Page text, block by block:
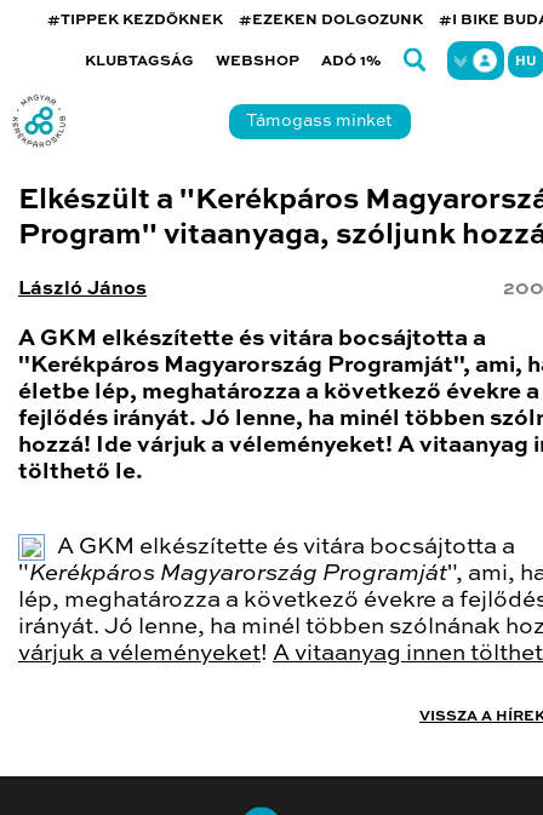
#TIPPEK KEZDŐKNEK #EZEKEN DOLGOZUNK #I BIKE
KLUBTAGSÁG WEBSHOP ADÓ 1% HU
Támogass minket
Elkészült a "Kerékpáros
Program" vitaanyaga, szóljunk
László János
A GKM elkészítette és vitára bocsájtotta a
"Kerékpáros Magyarország Programját", ami,
életbe lép, meghatározza a következő évekre a
fejlődés irányát. Jó lenne, ha minél többen
hozzá! Ide várjuk a véleményeket! A vitaanyag
tölthető le.
A GKM elkészítette és vitára bocsájtotta a
"Kerékpáros Magyarország Programját", ami,
lép, meghatározza a következő évekre a
irányát. Jó lenne, ha minél többen szólnának
várjuk a véleményeket! A vitaanyag innen
VISSZA A